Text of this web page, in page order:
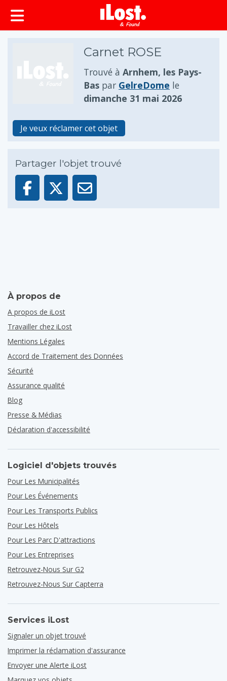
principal
Carnet ROSE
Trouvé à Arnhem, les Pays-
Bas par GelreDome le
dimanche 31 mai 2026
Je veux réclamer cet objet
Partager l'objet trouvé
À propos de
A propos de iLost
Travailler chez iLost
Mentions Légales
Accord de Traitement des Données
Sécurité
Assurance qualité
Blog
Presse & Médias
Déclaration d'accessibilité
Logiciel d'objets trouvés
Pour Les Municipalités
Pour Les Événements
Pour Les Transports Publics
Pour Les Hôtels
Pour Les Parc D'attractions
Pour Les Entreprises
Retrouvez-Nous Sur G2
Retrouvez-Nous Sur Capterra
Services iLost
Signaler un objet trouvé
Imprimer la réclamation d'assurance
Envoyer une Alerte iLost